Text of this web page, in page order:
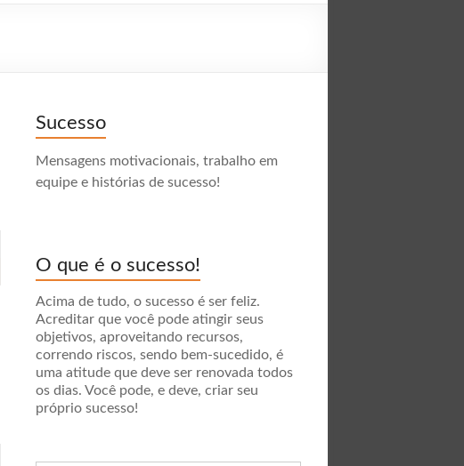
Sucesso
Mensagens motivacionais, trabalho em
equipe e histórias de sucesso!
O que é o sucesso!
Acima de tudo, o sucesso é ser feliz.
Acreditar que você pode atingir seus
objetivos, aproveitando recursos,
correndo riscos, sendo bem-sucedido, é
uma atitude que deve ser renovada todos
os dias. Você pode, e deve, criar seu
próprio sucesso!